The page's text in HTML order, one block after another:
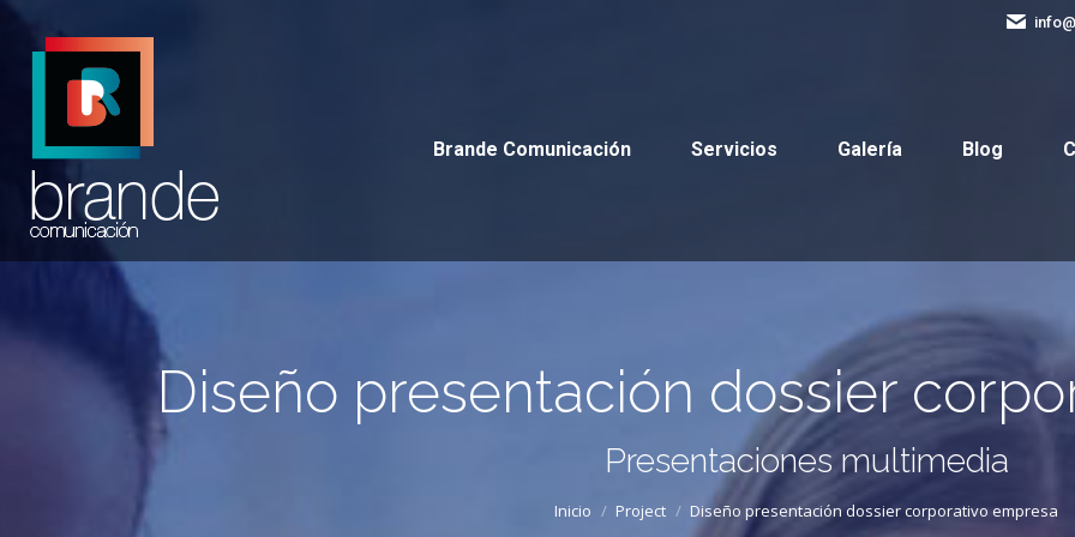
Brande Comunicación Servicios Galería Blog
Diseño presentación dossier
Presentaciones multimedia
Estás aquí:
Inicio Project Diseño presentación dossier corporativo empresa